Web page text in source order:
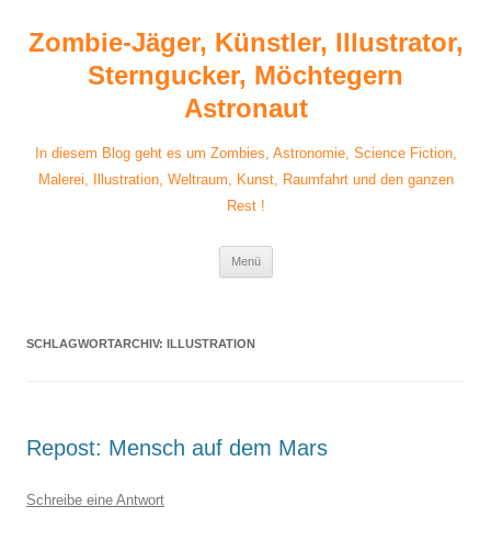
springen
Zombie-Jäger, Künstler, Illustrator,
Sterngucker, Möchtegern
Astronaut
In diesem Blog geht es um Zombies, Astronomie, Science Fiction,
Malerei, Illustration, Weltraum, Kunst, Raumfahrt und den ganzen
Rest !
Menü
SCHLAGWORTARCHIV: ILLUSTRATION
Repost: Mensch auf dem Mars
Schreibe eine Antwort